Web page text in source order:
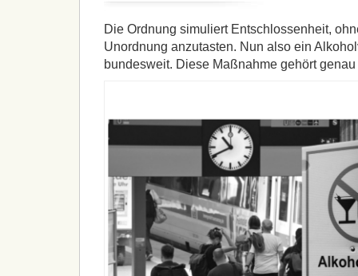
Die Ordnung simuliert Entschlossenheit,
Unordnung anzutasten. Nun also ein
bundesweit. Diese Maßnahme gehört